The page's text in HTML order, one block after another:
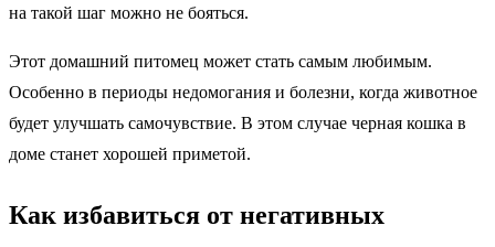
на такой шаг можно не бояться.
Этот домашний питомец может стать самым любимым.
Особенно в периоды недомогания и болезни, когда животное
будет улучшать самочувствие. В этом случае черная кошка в
доме станет хорошей приметой.
Как избавиться от негативных